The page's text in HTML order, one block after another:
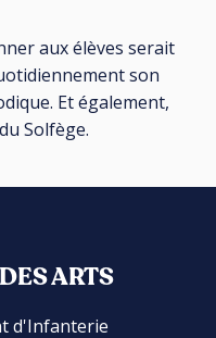
aux élèves serait
son
Et également,
Solfège.
ARTS
d'Infanterie